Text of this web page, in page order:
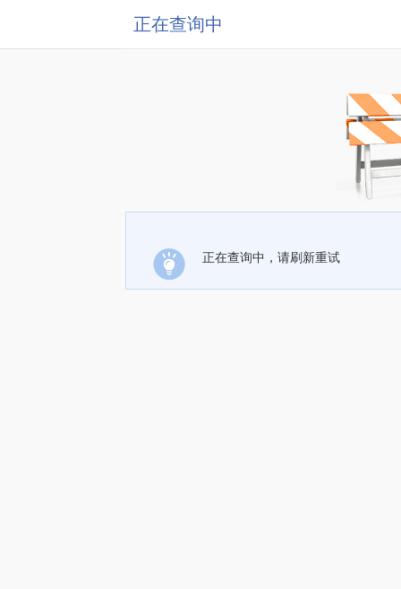
正在查询中
正在查询中，请刷新重试